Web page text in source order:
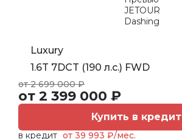
Luxury
1.6T 7DCT (190 л.с.) FWD
от 2 699 000 ₽
от 2 399 000 ₽
Купить в кредит
в кредит от 39 993 ₽/мес.